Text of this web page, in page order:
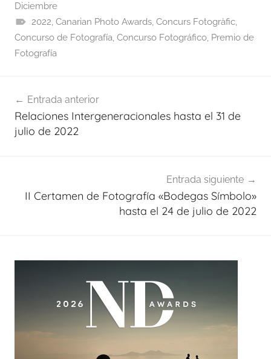
Diciembre
2022, Canarian Photo Awards, Concurs Fotogràfic,
Concurso de Fotografía, Concurso Fotográfico, Premio de
Fotografía
de
entradas
Entrada anterior
Relaciones Intergeneracionales hasta el 31 de
julio de 2022
Entrada siguiente
II Certamen de Fotografía «Bodegas Símbolo»
hasta el 24 de julio de 2022